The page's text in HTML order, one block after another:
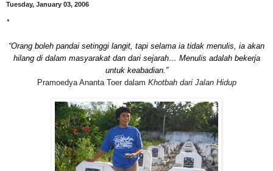
Tuesday, January 03, 2006
.
“Orang boleh pandai setinggi langit, tapi selama ia tidak menulis, ia akan
hilang di dalam masyarakat dan dari sejarah… Menulis adalah bekerja
untuk keabadian.”
Pramoedya Ananta Toer dalam Khotbah dari Jalan Hidup